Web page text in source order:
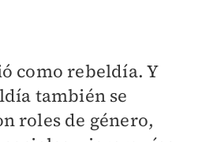
como rebeldía. Y
también se
roles de género,